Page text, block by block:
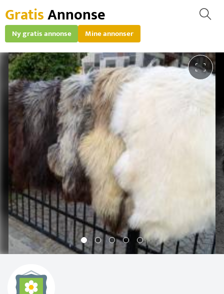
GratisAnnonse
Ny gratis annonse Mine annonser